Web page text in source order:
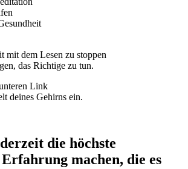
mit dem Lesen zu stoppen
das Richtige zu tun.
Link
deines Gehirns ein.
die höchste
machen, die es